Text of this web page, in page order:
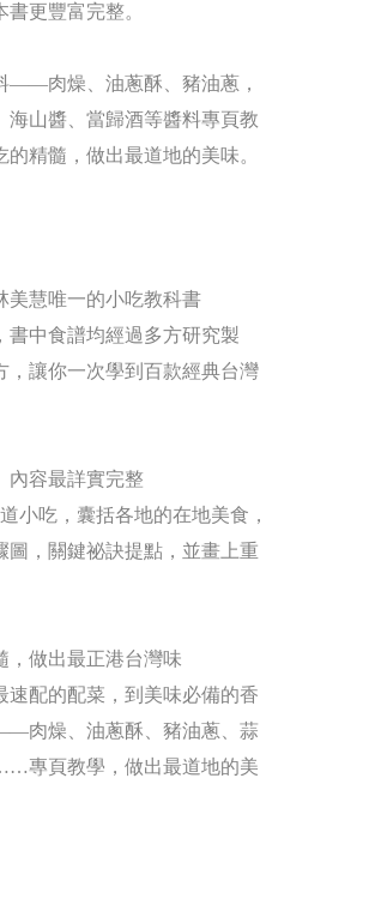
更豐富完整。
――肉燥、油蔥酥、豬油蔥，
海山醬、當歸酒等醬料專頁教
精髓，做出最道地的美味。
慧唯一的小吃教科書
書中食譜均經過多方研究製
，讓你一次學到百款經典台灣
內容最詳實完整
小吃，囊括各地的在地美食，
圖，關鍵祕訣提點，並畫上重
做出最正港台灣味
速配的配菜，到美味必備的香
肉燥、油蔥酥、豬油蔥、蒜
專頁教學，做出最道地的美